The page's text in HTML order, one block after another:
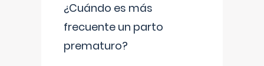
¿Cuándo es más
frecuente un parto
prematuro?